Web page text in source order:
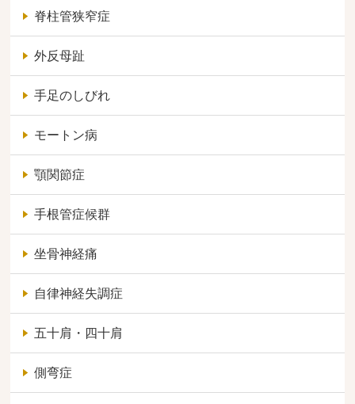
脊柱管狭窄症
外反母趾
手足のしびれ
モートン病
顎関節症
手根管症候群
坐骨神経痛
自律神経失調症
五十肩・四十肩
側弯症